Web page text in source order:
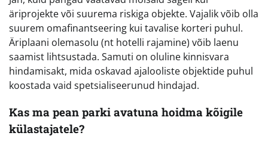
äriprojekte või suurema riskiga objekte. Vajalik võib olla
suurem omafinantseering kui tavalise korteri puhul.
Äriplaani olemasolu (nt hotelli rajamine) võib laenu
saamist lihtsustada. Samuti on oluline kinnisvara
hindamisakt, mida oskavad ajalooliste objektide puhul
koostada vaid spetsialiseerunud hindajad.
Kas ma pean parki avatuna hoidma kõigile
külastajatele?